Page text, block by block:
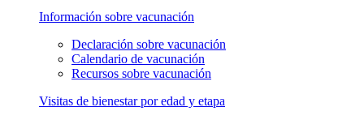
Información sobre vacunación
Declaración sobre vacunación
Calendario de vacunación
Recursos sobre vacunación
Visitas de bienestar por edad y etapa